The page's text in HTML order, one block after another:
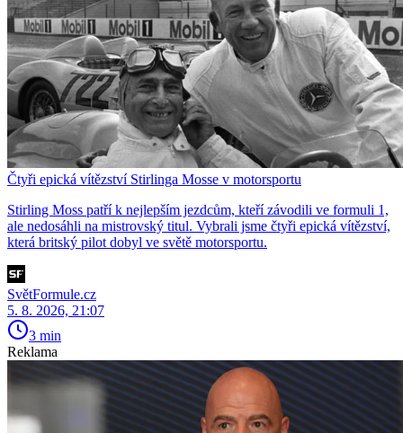
Čtyři epická vítězství Stirlinga Mosse v motorsportu
Stirling Moss patří k nejlepším jezdcům, kteří závodili ve formuli 1,
ale nedosáhli na mistrovský titul. Vybrali jsme čtyři epická vítězství,
která britský pilot dobyl ve světě motorsportu.
SvětFormule.cz
5. 8. 2026, 21:07
3 min
Reklama